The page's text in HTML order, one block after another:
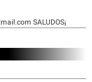
SALUDOS¡